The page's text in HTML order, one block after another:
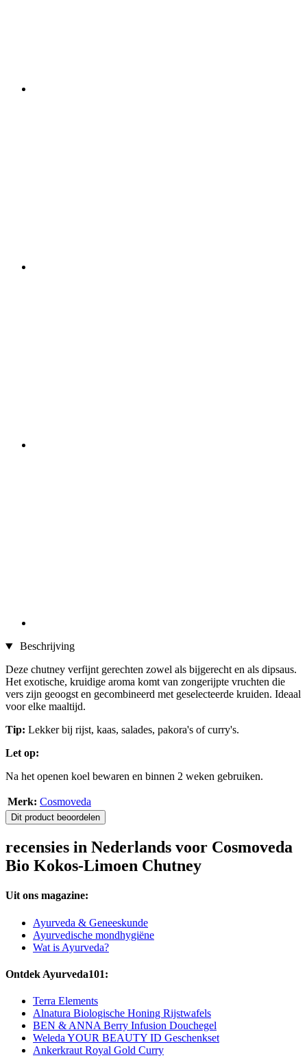
Beschrijving
Deze chutney verfijnt gerechten zowel als bijgerecht en als dipsaus.
Het exotische, kruidige aroma komt van zongerijpte vruchten die
vers zijn geoogst en gecombineerd met geselecteerde kruiden. Ideaal
voor elke maaltijd.
Tip: Lekker bij rijst, kaas, salades, pakora's of curry's.
Let op:
Na het openen koel bewaren en binnen 2 weken gebruiken.
Merk: Cosmoveda
Dit product beoordelen
recensies in Nederlands voor Cosmoveda
Bio Kokos-Limoen Chutney
Uit ons magazine:
Ayurveda & Geneeskunde
Ayurvedische mondhygiëne
Wat is Ayurveda?
Ontdek Ayurveda101:
Terra Elements
Alnatura Biologische Honing Rijstwafels
BEN & ANNA Berry Infusion Douchegel
Weleda YOUR BEAUTY ID Geschenkset
Ankerkraut Royal Gold Curry